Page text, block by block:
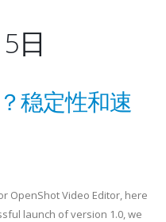
日
稳定性和速
OpenShot Video Editor, here
launch of version 1.0, we